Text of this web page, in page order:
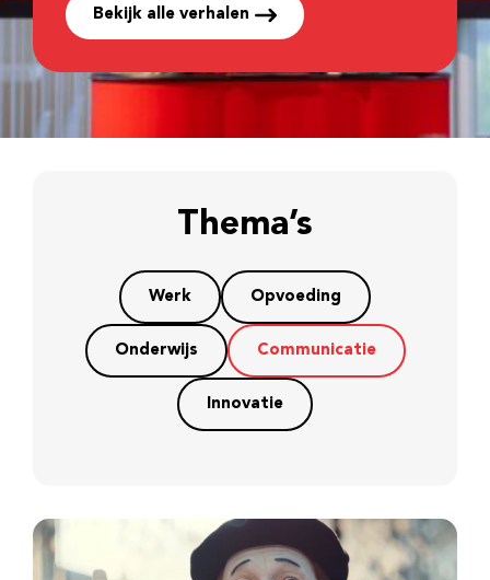
Bekijk alle verhalen
Thema’s
Werk Opvoeding
Onderwijs Communicatie
Innovatie